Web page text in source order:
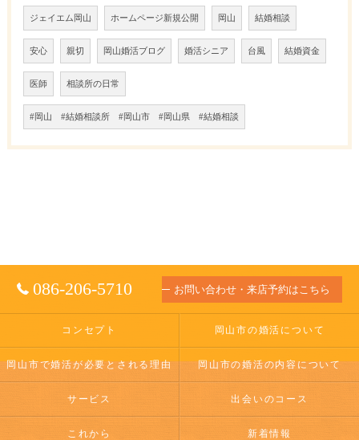
ジェイエム岡山 ホームページ新規公開 岡山 結婚相談
安心 親切 岡山婚活ブログ 婚活シニア 台風 結婚資金
医師 相談所の日常
#岡山 #結婚相談所 #岡山市 #岡山県 #結婚相談
086-206-5710 お問い合わせ・来店予約はこちら
コンセプト 岡山市の婚活について
岡山市で婚活が必要とされる理由 岡山市の婚活の内容について
サービス 出会いのコース
これから 新着情報